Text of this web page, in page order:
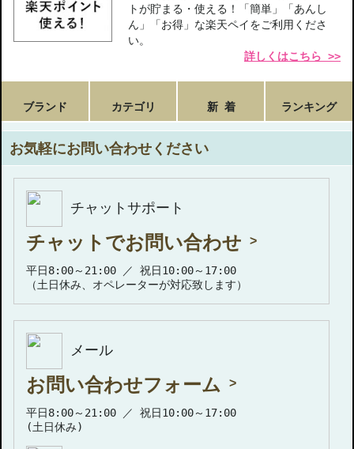
トが貯まる・使える！「簡単」「あんし
ん」「お得」な楽天ペイをご利用くださ
い。
詳しくはこちら >>
ブランド カテゴリ 新 着 ランキング
お気軽にお問い合わせください
チャットサポート
チャットでお問い合わせ
平日8:00～21:00 ／ 祝日10:00～17:00
（土日休み、オペレーターが対応致します）
メール
お問い合わせフォーム
平日8:00～21:00 ／ 祝日10:00～17:00
(土日休み)